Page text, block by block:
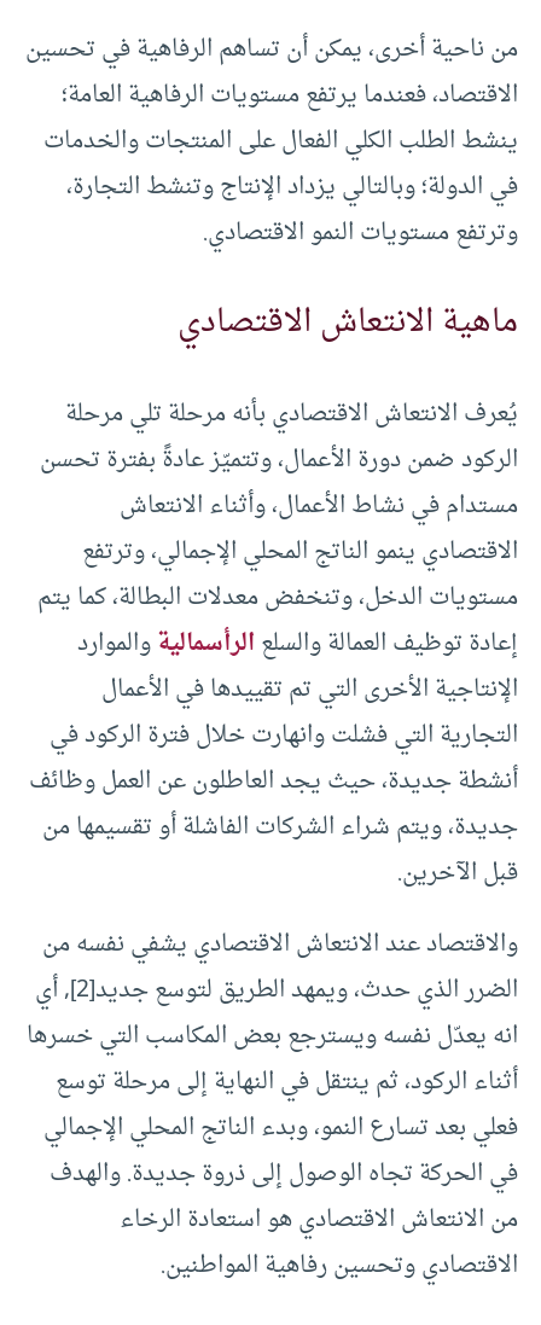
من ناحية أخرى، يمكن أن تساهم الرفاهية في تحسين
الاقتصاد، فعندما يرتفع مستويات الرفاهية العامة؛
ينشط الطلب الكلي الفعال على المنتجات والخدمات
في الدولة؛ وبالتالي يزداد الإنتاج وتنشط التجارة،
وترتفع مستويات النمو الاقتصادي.
ماهية الانتعاش الاقتصادي
يُعرف الانتعاش الاقتصادي بأنه مرحلة تلي مرحلة
الركود ضمن دورة الأعمال، وتتميّز عادةً بفترة تحسن
مستدام في نشاط الأعمال، وأثناء الانتعاش
الاقتصادي ينمو الناتج المحلي الإجمالي، وترتفع
مستويات الدخل، وتنخفض معدلات البطالة، كما يتم
إعادة توظيف العمالة والسلعالرأسماليةوالموارد
الإنتاجية الأخرى التي تم تقييدها في الأعمال
التجارية التي فشلت وانهارت خلال فترة الركود في
أنشطة جديدة، حيث يجد العاطلون عن العمل وظائف
جديدة، ويتم شراء الشركات الفاشلة أو تقسيمها من
قبل الآخرين.
والاقتصاد عند الانتعاش الاقتصادي يشفي نفسه من
الضرر الذي حدث، ويمهد الطريق لتوسع جديد[2], أي
انه يعدّل نفسه ويسترجع بعض المكاسب التي خسرها
أثناء الركود، ثم ينتقل في النهاية إلى مرحلة توسع
فعلي بعد تسارع النمو، وبدء الناتج المحلي الإجمالي
في الحركة تجاه الوصول إلى ذروة جديدة. والهدف
من الانتعاش الاقتصادي هو استعادة الرخاء
الاقتصادي وتحسين رفاهية المواطنين.